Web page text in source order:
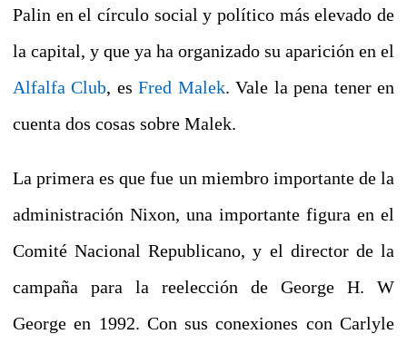
Palin en el círculo social y político más elevado de
la capital, y que ya ha organizado su aparición en el
Alfalfa Club, esFred Malek. Vale la pena tener en
cuenta dos cosas sobre Malek.
La primera es que fue un miembro importante de la
administración Nixon, una importante figura en el
Comité Nacional Republicano, y el director de la
campaña para la reelección de George H. W
George en 1992. Con sus conexiones con Carlyle